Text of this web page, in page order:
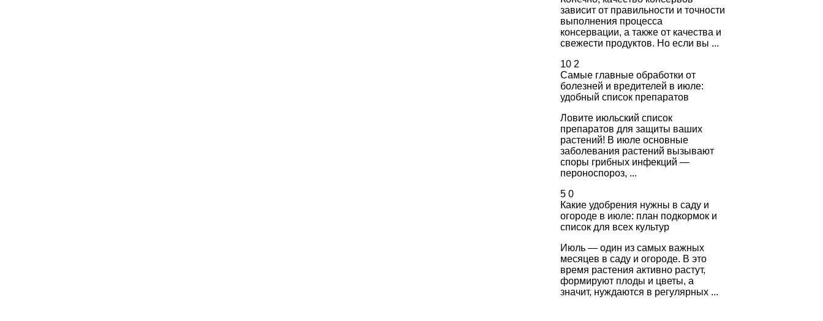
зависит от правильности и точности
выполнения процесса
консервации, а также от качества и
свежести продуктов. Но если вы ...
10 2
Самые главные обработки от
болезней и вредителей в июле:
удобный список препаратов
Ловите июльский список
препаратов для защиты ваших
растений! В июле основные
заболевания растений вызывают
споры грибных инфекций —
пероноспороз, ...
5 0
Какие удобрения нужны в саду и
огороде в июле: план подкормок и
список для всех культур
Июль — один из самых важных
месяцев в саду и огороде. В это
время растения активно растут,
формируют плоды и цветы, а
значит, нуждаются в регулярных ...